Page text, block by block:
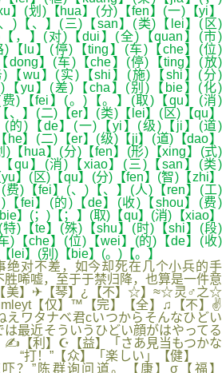
】(划)【hua】(分)【fen】(一)【yi】
)【、】(三)【san】(类)【lei】(区)
，】(对)【dui】(全)【quan】(市)
)【lu】(停)【ting】(车)【che】(位)
dong】(车)【che】(停)【ting】(放)
)【wu】(实)【shi】(施)【shi】(分)
)【yu】(差)【cha】(别)【bie】(化)
费)【fei】(。)【。】(取)【qu】(消)
、】(二)【er】(类)【lei】(区)【qu】
(的)【de】(一)【yi】(级)【ji】(道)
he】(二)【er】(级)【ji】(道)【dao】
)【hua】(分)【fen】(形)【xing】(式)
qu】(消)【xiao】(三)【san】(类)
】(区)【qu】(分)【fen】(智)【zhi】
费)【fei】(、)【、】(人)【ren】(工)
【fei】(的)【de】(收)【shou】(费)
】(；)【；】(取)【qu】(消)【xiao】
)【te】(殊)【shu】(时)【shi】(段)
)【che】(位)【wei】(的)【de】(收)
lei】(别)【bie】(。)【。】
不差，如今却死在几个小兵的手
胜唏嘘，至于于禁归降，也算是一件意
美】✈【琴】¿【不】☆】≈☆灵♂之☆
【仅】™【完】【全】♫【不】✌
えワタナベ君cいつからそんなひどい
最近そういうひどい顔がはやってる
✍【利】☪【益】「さあ見当もつかな
“打！”【众】「楽しい」【健】
？”陈群询问道。【康】σ【福】